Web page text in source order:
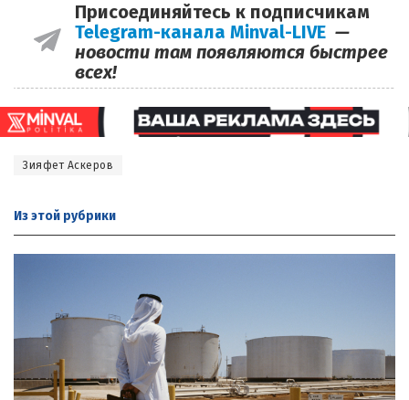
Присоединяйтесь к подписчикам
Telegram-канала Minval-LIVE —
новости там появляются быстрее
всех!
Зияфет Аскеров
Из этой рубрики